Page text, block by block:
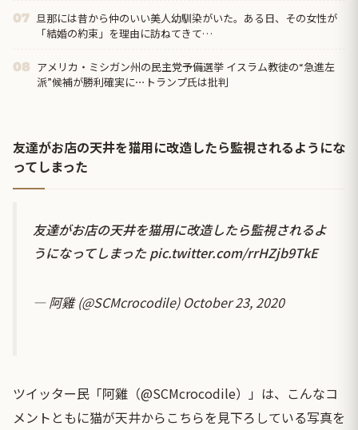
07 旦那には昔から仲のいい美人幼馴染がいた。ある日、その女性が
「結婚の約束」を理由に訪ねてきて…
08 アメリカ・ミシガン州の民主党予備選挙 イスラム教徒の“急進左
派”候補が勝利確実に⋯トランプ氏は批判
友達がお店の天井を猫用に改造したら監視されるようにな
ってしまった
友達がお店の天井を猫用に改造したら監視されるよ
うになってしまったpic.twitter.com/rrHZjb9TkE
— 阿雞 (@SCMcrocodile) October 23, 2020
ツイッター民「阿雞（@SCMcrocodile）」は、こんなコ
メントともに猫が天井からこちらを見下ろしている写真を